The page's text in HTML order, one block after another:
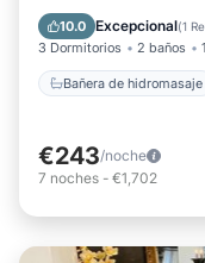
10.0 Excepcional(1
3 Dormitorios 2 baños
Bañera de hidromasaje
Balcón/
€243/noche
7 noches - €1,702